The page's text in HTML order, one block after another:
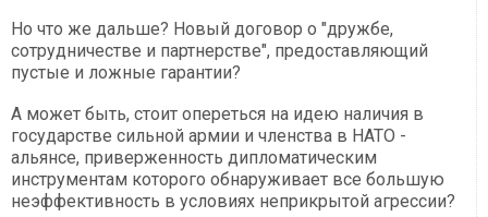
Но что же дальше? Новый договор о "дружбе,
сотрудничестве и партнерстве", предоставляющий
пустые и ложные гарантии?
А может быть, стоит опереться на идею наличия в
государстве сильной армии и членства в НАТО -
альянсе, приверженность дипломатическим
инструментам которого обнаруживает все большую
неэффективность в условиях неприкрытой агрессии?